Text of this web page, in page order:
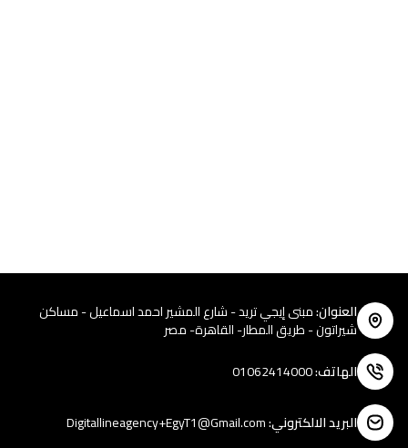
العنوان:مبنى إيجي تريد - شارع المشير احمد اسماعيل - مساكن
شيراتون - طريق المطار- القاهرة- مصر
الهاتف:
01062414000
البريد الالكتروني:
Digitallineagency+EgyT1@Gmail.com